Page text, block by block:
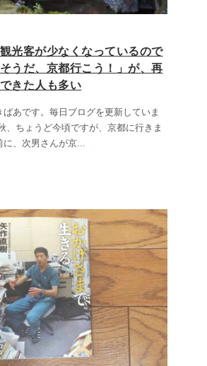
光客が少なくなっているので
うだ、京都行こう！」が、再
きた人も多い
ばあです。毎日ブログを更新していま
、ちょうど今頃ですが、京都に行きま
に、次男さんが京...